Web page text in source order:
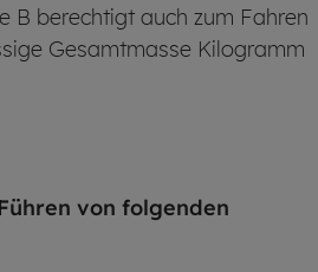
B berechtigt auch zum Fahren
Gesamtmasse Kilogramm
von folgenden